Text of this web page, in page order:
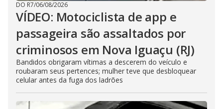
DO R7/06/08/2026
VÍDEO: Motociclista de app e
passageira são assaltados por
criminosos em Nova Iguaçu (RJ)
Bandidos obrigaram vítimas a descerem do veículo e
roubaram seus pertences; mulher teve que desbloquear
celular antes da fuga dos ladrões